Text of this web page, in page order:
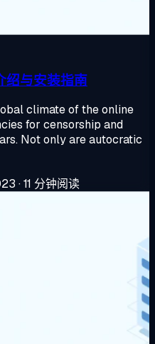
绍与安装指南
climate of the online
for censorship and
Not only are autocratic
·11 分钟阅读